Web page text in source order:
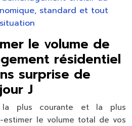
standard et tout
le volume de
résidentiel
surprise de
J
la plus courante et la plus
estimer le volume total de vos